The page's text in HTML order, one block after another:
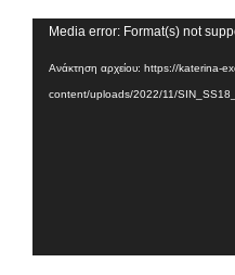
Media error: Format(s) not
Ανάκτηση αρχείου: https://katerina-
content/uploads/2022/11/